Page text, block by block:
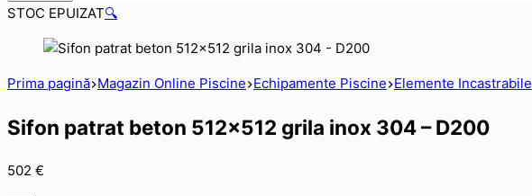
cumpărături
STOC EPUIZAT🔍
Prima pagină Magazin Online Piscine Echipamente Piscine Elemente Incastrabile
Sifon patrat beton 512×512 grila inox 304 – D200
502 €